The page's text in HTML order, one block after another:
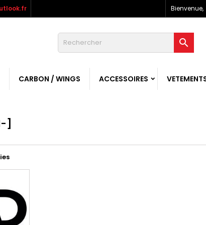
Bienvenue,

CARBON / WINGS ACCESSOIRES
]